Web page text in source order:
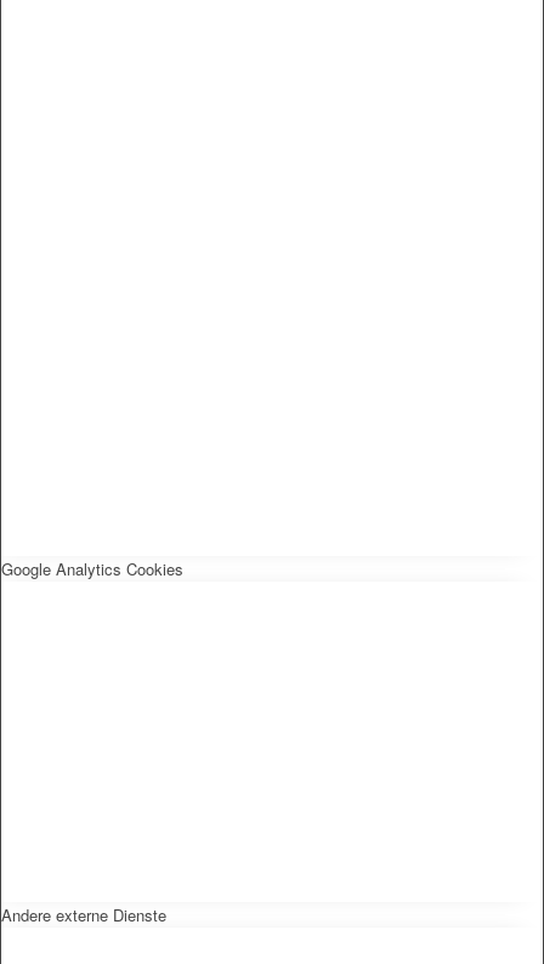
Google Analytics Cookies
Andere externe Dienste